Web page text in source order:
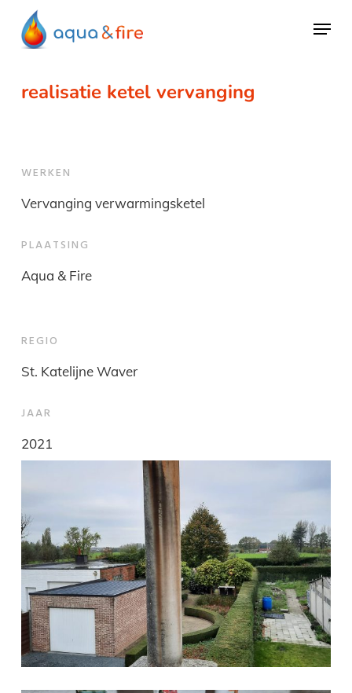
content
Menu
realisatie ketel vervanging
WERKEN
Vervanging verwarmingsketel
PLAATSING
Aqua & Fire
REGIO
St. Katelijne Waver
JAAR
2021